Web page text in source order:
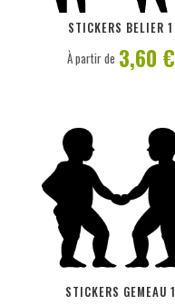
STICKERS BELIER 1
PERSONNALISER
À partir de 3,60 €
STICKERS GEMEAU 1